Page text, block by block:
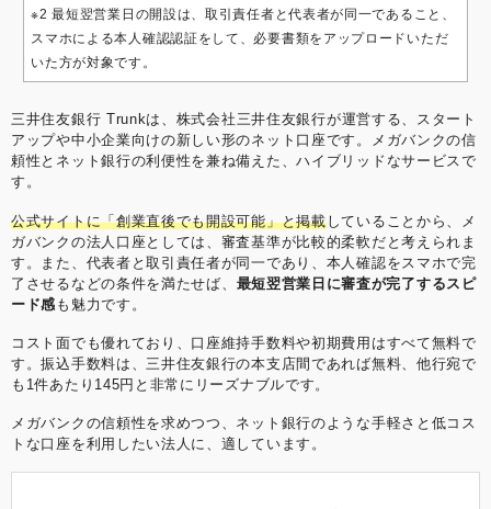
※2 最短翌営業日の開設は、取引責任者と代表者が同一であること、
スマホによる本人確認認証をして、必要書類をアップロードいただ
いた方が対象です。
三井住友銀行 Trunkは、株式会社三井住友銀行が運営する、スタート
アップや中小企業向けの新しい形のネット口座です。メガバンクの信
頼性とネット銀行の利便性を兼ね備えた、ハイブリッドなサービスで
す。
公式サイトに「創業直後でも開設可能」と掲載していることから、メ
ガバンクの法人口座としては、審査基準が比較的柔軟だと考えられま
す。また、代表者と取引責任者が同一であり、本人確認をスマホで完
了させるなどの条件を満たせば、 最短翌営業日に審査が完了するスピ
ード感 も魅力です。
コスト面でも優れており、口座維持手数料や初期費用はすべて無料で
す。振込手数料は、三井住友銀行の本支店間であれば無料、他行宛で
も1件あたり145円と非常にリーズナブルです。
メガバンクの信頼性を求めつつ、ネット銀行のような手軽さと低コス
トな口座を利用したい法人に、適しています。